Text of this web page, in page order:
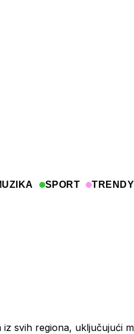
SPORT
svih regiona, uključujući